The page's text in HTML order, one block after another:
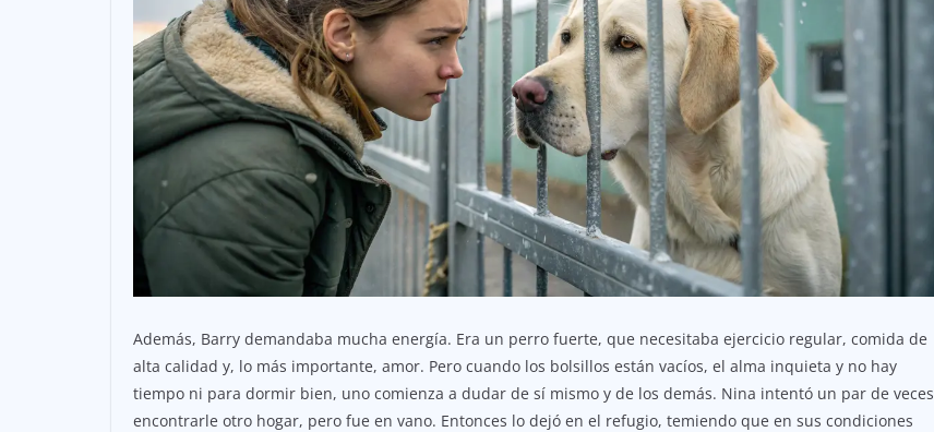
Además, Barry demandaba mucha energía. Era un perro fuerte, que necesitaba ejercicio regular, comida de
alta calidad y, lo más importante, amor. Pero cuando los bolsillos están vacíos, el alma inquieta y no hay
tiempo ni para dormir bien, uno comienza a dudar de sí mismo y de los demás. Nina intentó un par de veces
encontrarle otro hogar, pero fue en vano. Entonces lo dejó en el refugio, temiendo que en sus condiciones